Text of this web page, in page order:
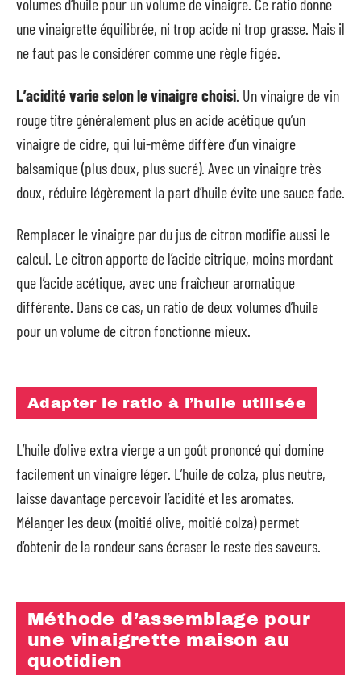
volumes d’huile pour un volume de vinaigre. Ce ratio donne
une vinaigrette équilibrée, ni trop acide ni trop grasse. Mais il
ne faut pas le considérer comme une règle figée.
L’acidité varie selon le vinaigre choisi . Un vinaigre de vin
rouge titre généralement plus en acide acétique qu’un
vinaigre de cidre, qui lui-même diffère d’un vinaigre
balsamique (plus doux, plus sucré). Avec un vinaigre très
doux, réduire légèrement la part d’huile évite une sauce fade.
Remplacer le vinaigre par du jus de citron modifie aussi le
calcul. Le citron apporte de l’acide citrique, moins mordant
que l’acide acétique, avec une fraîcheur aromatique
différente. Dans ce cas, un ratio de deux volumes d’huile
pour un volume de citron fonctionne mieux.
Adapter le ratio à l’huile utilisée
L’huile d’olive extra vierge a un goût prononcé qui domine
facilement un vinaigre léger. L’huile de colza, plus neutre,
laisse davantage percevoir l’acidité et les aromates.
Mélanger les deux (moitié olive, moitié colza) permet
d’obtenir de la rondeur sans écraser le reste des saveurs.
Méthode d’assemblage pour
une vinaigrette maison au
quotidien